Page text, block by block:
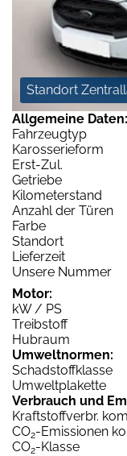
Standort
Allgemeine Daten:
Fahrzeugtyp
Karosserieform
Erst-Zul.
Getriebe
Kilometerstand
Anzahl der Türen
Farbe
Standort
Lieferzeit
Unsere Nummer
Motor:
kW / PS
Treibstoff
Hubraum
Umweltnormen:
Schadstoffklasse
Umweltplakette
Verbrauch und
Kraftstoffverbr.
CO2-Emissionen
CO2-Klasse